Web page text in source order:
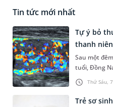
Tin tức mới nhất
Thứ Sáu,
Tự ý bỏ
thanh
Sau một
tuổi, Đồng
chân,
thăm khám
Trẻ sơ